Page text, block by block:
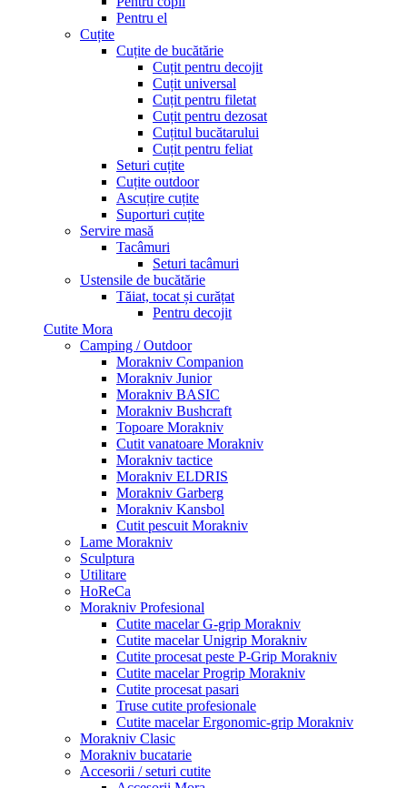
Pentru el
Cuțite
Cuțite de bucătărie
Cuțit pentru decojit
Cuțit universal
Cuțit pentru filetat
Cuțit pentru dezosat
Cuțitul bucătarului
Cuțit pentru feliat
Seturi cuțite
Cuțite outdoor
Ascuțire cuțite
Suporturi cuțite
Servire masă
Tacâmuri
Seturi tacâmuri
Ustensile de bucătărie
Tăiat, tocat și curățat
Pentru decojit
Cutite Mora
Camping / Outdoor
Morakniv Companion
Morakniv Junior
Morakniv BASIC
Morakniv Bushcraft
Topoare Morakniv
Cutit vanatoare Morakniv
Morakniv tactice
Morakniv ELDRIS
Morakniv Garberg
Morakniv Kansbol
Cutit pescuit Morakniv
Lame Morakniv
Sculptura
Utilitare
HoReCa
Morakniv Profesional
Cutite macelar G-grip Morakniv
Cutite macelar Unigrip Morakniv
Cutite procesat peste P-Grip Morakniv
Cutite macelar Progrip Morakniv
Cutite procesat pasari
Truse cutite profesionale
Cutite macelar Ergonomic-grip Morakniv
Morakniv Clasic
Morakniv bucatarie
Accesorii / seturi cutite